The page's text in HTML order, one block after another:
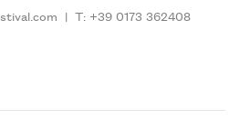
| T: +39 0173 362408